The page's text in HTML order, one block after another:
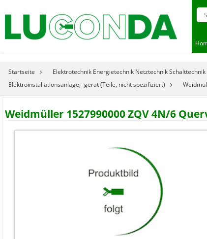
Startseite Elektrotechnik Energietechnik Netztechnik
Elektroinstallationsanlage, -gerät (Teile, nicht spezifiziert)
Weidmüller 1527990000 ZQV 4N/6